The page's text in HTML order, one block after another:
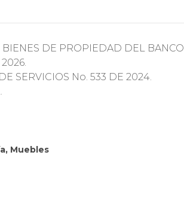
DE PROPIEDAD DEL BANCO
SERVICIOS No. 533 DE 2024.
Muebles